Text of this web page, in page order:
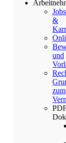
Jobs
&
und
zum